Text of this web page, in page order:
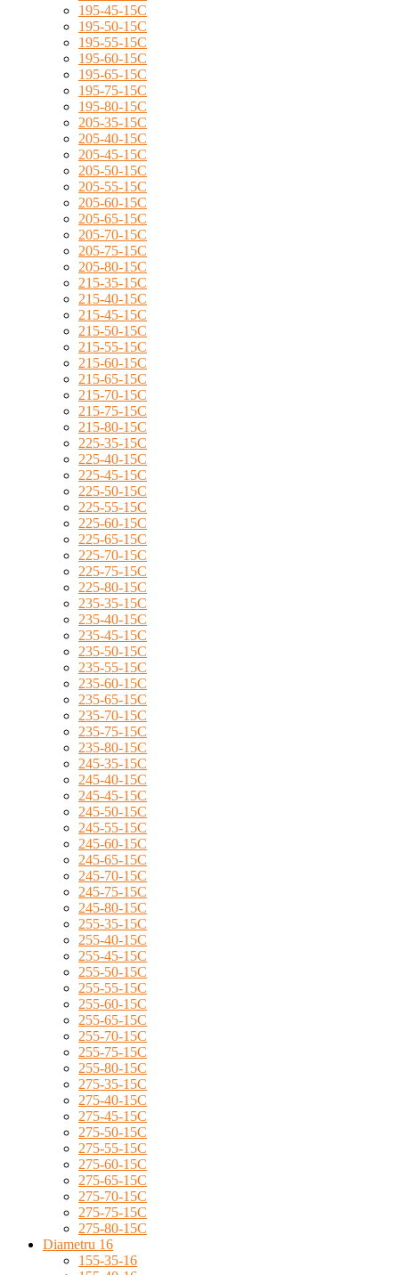
195-45-15C
195-50-15C
195-55-15C
195-60-15C
195-65-15C
195-75-15C
195-80-15C
205-35-15C
205-40-15C
205-45-15C
205-50-15C
205-55-15C
205-60-15C
205-65-15C
205-70-15C
205-75-15C
205-80-15C
215-35-15C
215-40-15C
215-45-15C
215-50-15C
215-55-15C
215-60-15C
215-65-15C
215-70-15C
215-75-15C
215-80-15C
225-35-15C
225-40-15C
225-45-15C
225-50-15C
225-55-15C
225-60-15C
225-65-15C
225-70-15C
225-75-15C
225-80-15C
235-35-15C
235-40-15C
235-45-15C
235-50-15C
235-55-15C
235-60-15C
235-65-15C
235-70-15C
235-75-15C
235-80-15C
245-35-15C
245-40-15C
245-45-15C
245-50-15C
245-55-15C
245-60-15C
245-65-15C
245-70-15C
245-75-15C
245-80-15C
255-35-15C
255-40-15C
255-45-15C
255-50-15C
255-55-15C
255-60-15C
255-65-15C
255-70-15C
255-75-15C
255-80-15C
275-35-15C
275-40-15C
275-45-15C
275-50-15C
275-55-15C
275-60-15C
275-65-15C
275-70-15C
275-75-15C
275-80-15C
Diametru 16
155-35-16